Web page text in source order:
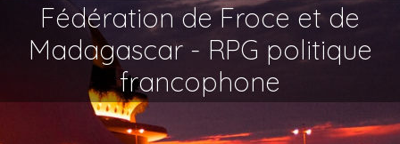
Fédération de Froce et de
Madagascar - RPG politique
francophone